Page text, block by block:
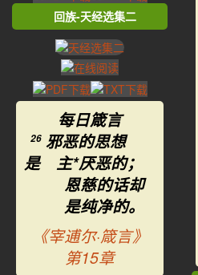
回族-天经选集二
每日箴言
26 邪恶的思想
是 主*厌恶的；
恩慈的话却
是纯净的。
《宰逋尔·箴言》
第15章